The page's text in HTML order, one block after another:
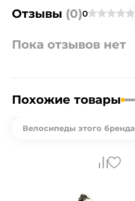
Отзывы (0)0
Пока отзывов нет
Похожие товары
Велосипеды этого бренда